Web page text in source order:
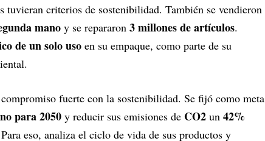
tuvieran criterios de sostenibilidad. También se vendieron
mano y se repararon 3 millones de artículos.
de un solo uso en su empaque, como parte de su
fuerte con la sostenibilidad. Se fijó como meta
para 2050 y reducir sus emisiones de CO2 un 42%
eso, analiza el ciclo de vida de sus productos y